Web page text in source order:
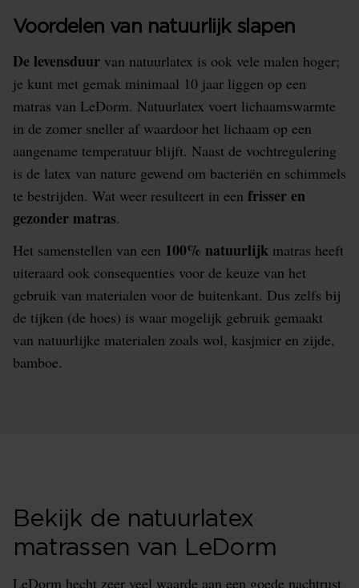
Voordelen van natuurlijk slapen
De levensduur van natuurlatex is ook vele malen hoger;
je kunt met gemak minimaal 10 jaar liggen op een
matras van LeDorm. Natuurlatex voert lichaamswarmte
in de zomer sneller af waardoor het lichaam op een
aangename temperatuur blijft. Naast de vochtregulering
is de latex van nature gewend om bacteriën en schimmels
te bestrijden. Wat weer resulteert in een frisser en
gezonder matras.
Het samenstellen van een 100% natuurlijk matras heeft
uiteraard ook consequenties voor de keuze van het
gebruik van materialen voor de buitenkant. Dus zelfs bij
de tijken (de hoes) is waar mogelijk gebruik gemaakt
van natuurlijke materialen zoals wol, kasjmier en zijde,
bamboe.
Bekijk de natuurlatex
matrassen van LeDorm
LeDorm hecht zeer veel waarde aan een goede nachtrust